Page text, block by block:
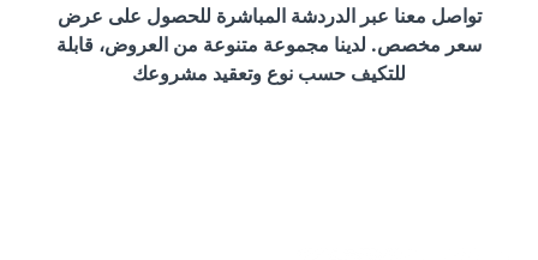
تواصل معنا عبر الدردشة المباشرة للحصول على عرض
سعر مخصص. لدينا مجموعة متنوعة من العروض، قابلة
للتكيف حسب نوع وتعقيد مشروعك